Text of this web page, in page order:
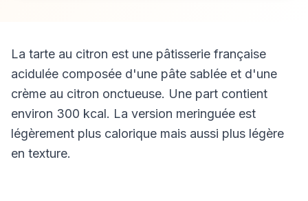
La tarte au citron est une pâtisserie française
acidulée composée d'une pâte sablée et d'une
crème au citron onctueuse. Une part contient
environ 300 kcal. La version meringuée est
légèrement plus calorique mais aussi plus légère
en texture.